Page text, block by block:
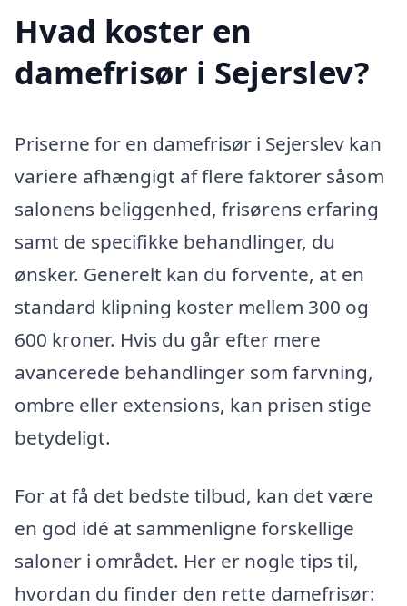
Hvad koster en
damefrisør i Sejerslev?
Priserne for en damefrisør i Sejerslev kan
variere afhængigt af flere faktorer såsom
salonens beliggenhed, frisørens erfaring
samt de specifikke behandlinger, du
ønsker. Generelt kan du forvente, at en
standard klipning koster mellem 300 og
600 kroner. Hvis du går efter mere
avancerede behandlinger som farvning,
ombre eller extensions, kan prisen stige
betydeligt.
For at få det bedste tilbud, kan det være
en god idé at sammenligne forskellige
saloner i området. Her er nogle tips til,
hvordan du finder den rette damefrisør: